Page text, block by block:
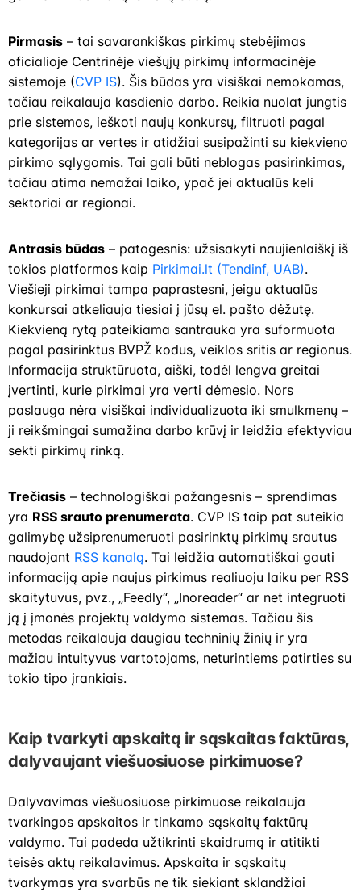
Pirmasis – tai savarankiškas pirkimų stebėjimas
oficialioje Centrinėje viešųjų pirkimų informacinėje
sistemoje (CVP IS). Šis būdas yra visiškai nemokamas,
tačiau reikalauja kasdienio darbo. Reikia nuolat jungtis
prie sistemos, ieškoti naujų konkursų, filtruoti pagal
kategorijas ar vertes ir atidžiai susipažinti su kiekvieno
pirkimo sąlygomis. Tai gali būti neblogas pasirinkimas,
tačiau atima nemažai laiko, ypač jei aktualūs keli
sektoriai ar regionai.
Antrasis būdas – patogesnis: užsisakyti naujienlaiškį iš
tokios platformos kaip Pirkimai.lt (Tendinf, UAB).
Viešieji pirkimai tampa paprastesni, jeigu aktualūs
konkursai atkeliauja tiesiai į jūsų el. pašto dėžutę.
Kiekvieną rytą pateikiama santrauka yra suformuota
pagal pasirinktus BVPŽ kodus, veiklos sritis ar regionus.
Informacija struktūruota, aiški, todėl lengva greitai
įvertinti, kurie pirkimai yra verti dėmesio. Nors
paslauga nėra visiškai individualizuota iki smulkmenų –
ji reikšmingai sumažina darbo krūvį ir leidžia efektyviau
sekti pirkimų rinką.
Trečiasis – technologiškai pažangesnis – sprendimas
yra RSS srauto prenumerata. CVP IS taip pat suteikia
galimybę užsiprenumeruoti pasirinktų pirkimų srautus
naudojant RSS kanalą. Tai leidžia automatiškai gauti
informaciją apie naujus pirkimus realiuoju laiku per RSS
skaitytuvus, pvz., „Feedly“, „Inoreader“ ar net integruoti
ją į įmonės projektų valdymo sistemas. Tačiau šis
metodas reikalauja daugiau techninių žinių ir yra
mažiau intuityvus vartotojams, neturintiems patirties su
tokio tipo įrankiais.
Kaip tvarkyti apskaitą ir sąskaitas faktūras,
dalyvaujant viešuosiuose pirkimuose?
Dalyvavimas viešuosiuose pirkimuose reikalauja
tvarkingos apskaitos ir tinkamo sąskaitų faktūrų
valdymo. Tai padeda užtikrinti skaidrumą ir atitikti
teisės aktų reikalavimus. Apskaita ir sąskaitų
tvarkymas yra svarbūs ne tik siekiant sklandžiai